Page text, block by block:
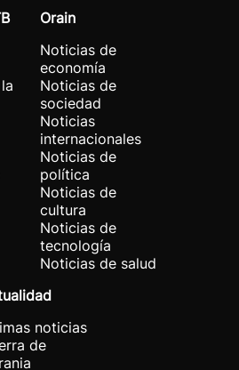
Orain
Noticias de
economía
Noticias de
sociedad
Noticias
internacionales
Noticias de
política
Noticias de
cultura
Noticias de
tecnología
Noticias de salud
noticias
de